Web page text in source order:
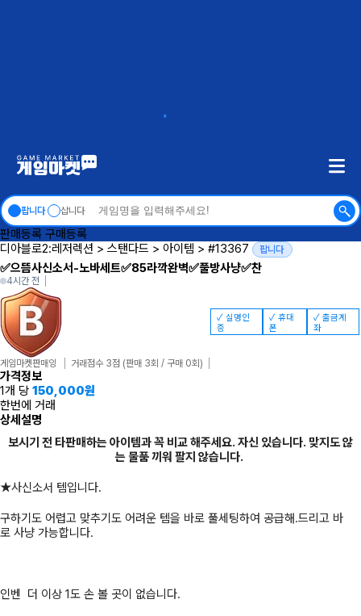
팝니다 삽니다
판매등록 구매등록
디아블로2:레저렉션 > 스탠다드 > 아이템 > #13367 팝니다
✅으뜸사신소서-노바세트✅85라깍완벽✅풀방사냥✅찬
4시간 전
게임마켓판매잉 거래점수 3점 (판매 3회 / 구매 0회)
✓ 실명인
증
✓ 휴대
폰
✓ 출금계
좌
가격정보
1개 당 150,000원
한번에 거래
상세설명
보시기 전 타판매하는 아이템과 꼭 비교 해주세요. 자신 있습니다. 맞지도 않
는 물품 끼워 팔지 않습니다.
★사신소서 템입니다.
구하기도 어렵고 맞추기도 어려운 템을 바로 풀세팅하여 공급해.드리고 바
로 사냥 가능합니다.
인벤 더 이상 1도 손 볼 곳이 없습니다.